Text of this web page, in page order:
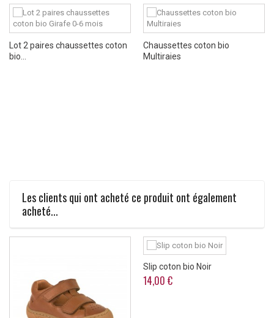
Lot 2 paires chaussettes coton
bio...
Chaussettes coton bio
Multiraies
Les clients qui ont acheté ce produit ont également
acheté...
Slip coton bio Noir
14,00 €